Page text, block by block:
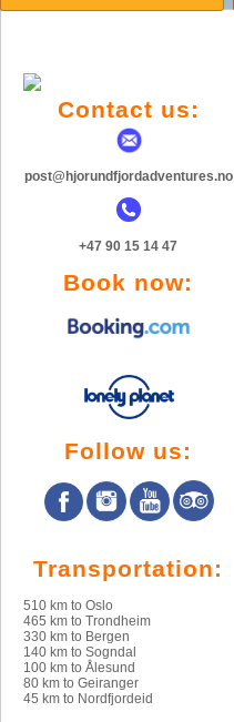
TOPPTUR VINTER
Contact us:
post@hjorundfjordadventures.no
+47 90 15 14 47
Book now:
Follow us:
Transportation:
510 km to Oslo
465 km to Trondheim
330 km to Bergen
140 km to Sogndal
100 km to Ålesund
80 km to Geiranger
45 km to Nordfjordeid